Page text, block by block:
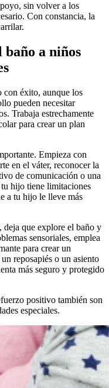
sin volver a los
Con constancia, la
a niños
con éxito, aunque los
pueden necesitar
Trabaja estrechamente
para crear un plan
Empieza con
en el váter, reconocer la
de comunicación o una
hijo tiene limitaciones
a tu hijo le lleve más
que explore el baño y
sensoriales, emplea
para crear un
reposapiés o un asiento
más seguro y protegido
positivo también son
especiales.